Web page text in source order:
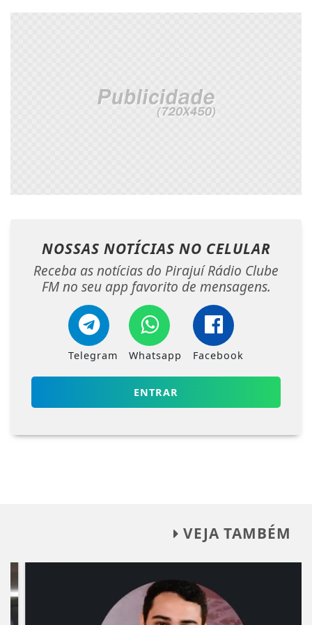
NOSSAS NOTÍCIAS NO CELULAR
Receba as notícias do Pirajuí Rádio Clube
FM no seu app favorito de mensagens.
Telegram Whatsapp Facebook
ENTRAR
VEJA TAMBÉM